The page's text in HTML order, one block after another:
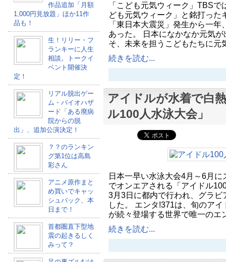
作品追加「月額
1,000円見放題」ほか11作
品も！
生！リリー・フ
ランキーに人生
相談。トークイ
ベント開催決
定！
リアル脱出ゲー
ム・バイオハザ
ード「ある廃病
院からの脱
出」、追加公演決定！
？？のランキン
グ第1位は高島
彩さん
アニメ原作まと
め買いでキャッ
シュバック、本
日まで！
首都圏直下型地
震の起きるしく
みって？
「こども元気ウィーク」TBS
ども元気ウィーク」と銘打った
「東日本大震災」発生から一
あった。 日本になかなか元気
そ、未来を担うこどもたちに
続きを読む...
アイドルが水着で白
ル100人水泳大会」
日本一早い水泳大会4月～6月
でオンエアされる「アイドル
3月3日に都内で行われ、グラ
した。 エンタ!371は、旬のア
が続々登場する世界で唯一の
続きを読む...